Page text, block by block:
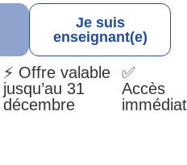
Je suis
enseignant(e)
⚡ Offre valable
jusqu’au 31
décembre
✅
Accès
immédiat